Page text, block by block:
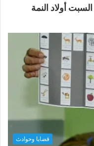
أولاد النمة
قضايا وحوادث